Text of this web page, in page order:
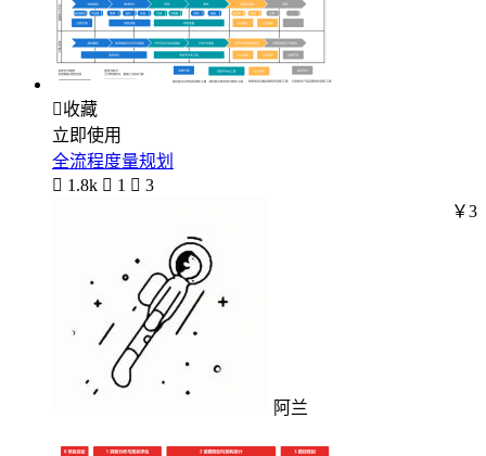
收藏
立即使用
全流程度量规划
 1.8k  1  3
阿兰
￥3